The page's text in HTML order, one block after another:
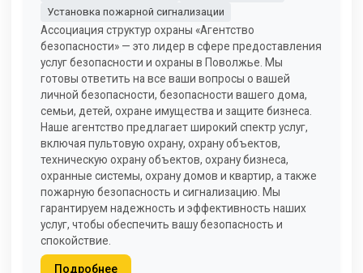
Установка пожарной сигнализации
Ассоциация структур охраны «Агентство
безопасности» — это лидер в сфере предоставления
услуг безопасности и охраны в Поволжье. Мы
готовы ответить на все ваши вопросы о вашей
личной безопасности, безопасности вашего дома,
семьи, детей, охране имущества и защите бизнеса.
Наше агентство предлагает широкий спектр услуг,
включая пультовую охрану, охрану объектов,
техническую охрану объектов, охрану бизнеса,
охранные системы, охрану домов и квартир, а также
пожарную безопасность и сигнализацию. Мы
гарантируем надежность и эффективность наших
услуг, чтобы обеспечить вашу безопасность и
спокойствие.
Подробнее